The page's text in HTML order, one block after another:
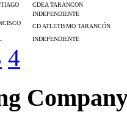
CDEA TARANCON
INDEPENDIENTE
CD ATLETISMO TARANCÓN
INDEPENDIENTE
4